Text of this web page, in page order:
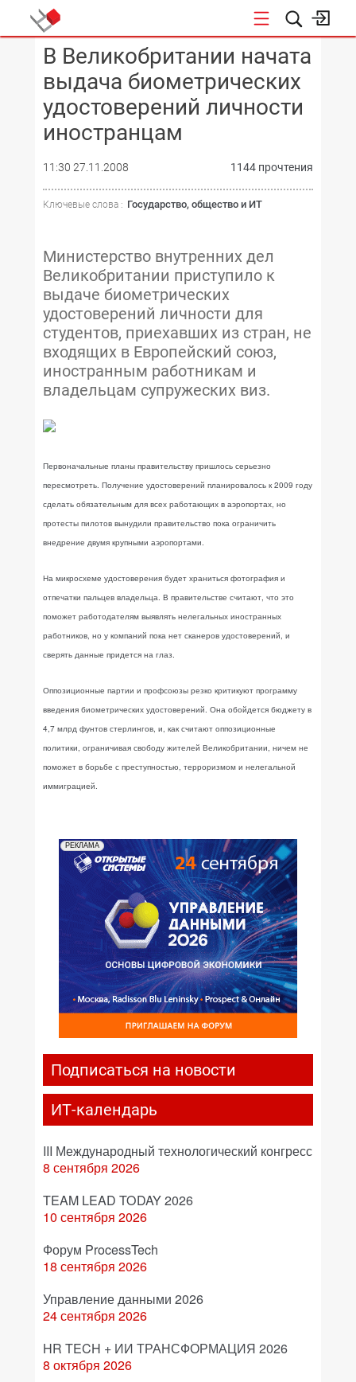
КОНФЕРЕНЦИИ
В Великобритании начата
выдача биометрических
удостоверений личности
иностранцам
11:30 27.11.2008 1144 прочтения
Ключевые слова : Государство, общество и ИТ
Министерство внутренних дел
Великобритании приступило к
выдаче биометрических
удостоверений личности для
студентов, приехавших из стран, не
входящих в Европейский союз,
иностранным работникам и
владельцам супружеских виз.
Первоначальные планы правительству пришлось серьезно
пересмотреть. Получение удостоверений планировалось к 2009 году
сделать обязательным для всех работающих в аэропортах, но
протесты пилотов вынудили правительство пока ограничить
внедрение двумя крупными аэропортами.
На микросхеме удостоверения будет храниться фотография и
отпечатки пальцев владельца. В правительстве считают, что это
поможет работодателям выявлять нелегальных иностранных
работников, но у компаний пока нет сканеров удостоверений, и
сверять данные придется на глаз.
Оппозиционные партии и профсоюзы резко критикуют программу
введения биометрических удостоверений. Она обойдется бюджету в
4,7 млрд фунтов стерлингов, и, как считают оппозиционные
политики, ограничивая свободу жителей Великобритании, ничем не
поможет в борьбе с преступностью, терроризмом и нелегальной
иммиграцией.
РЕКЛАМА
Подписаться на новости
ИТ-календарь
III Международный технологический конгресс
8 сентября 2026
TEAM LEAD TODAY 2026
10 сентября 2026
Форум ProcessTech
18 сентября 2026
Управление данными 2026
24 сентября 2026
HR TECH + ИИ ТРАНСФОРМАЦИЯ 2026
8 октября 2026